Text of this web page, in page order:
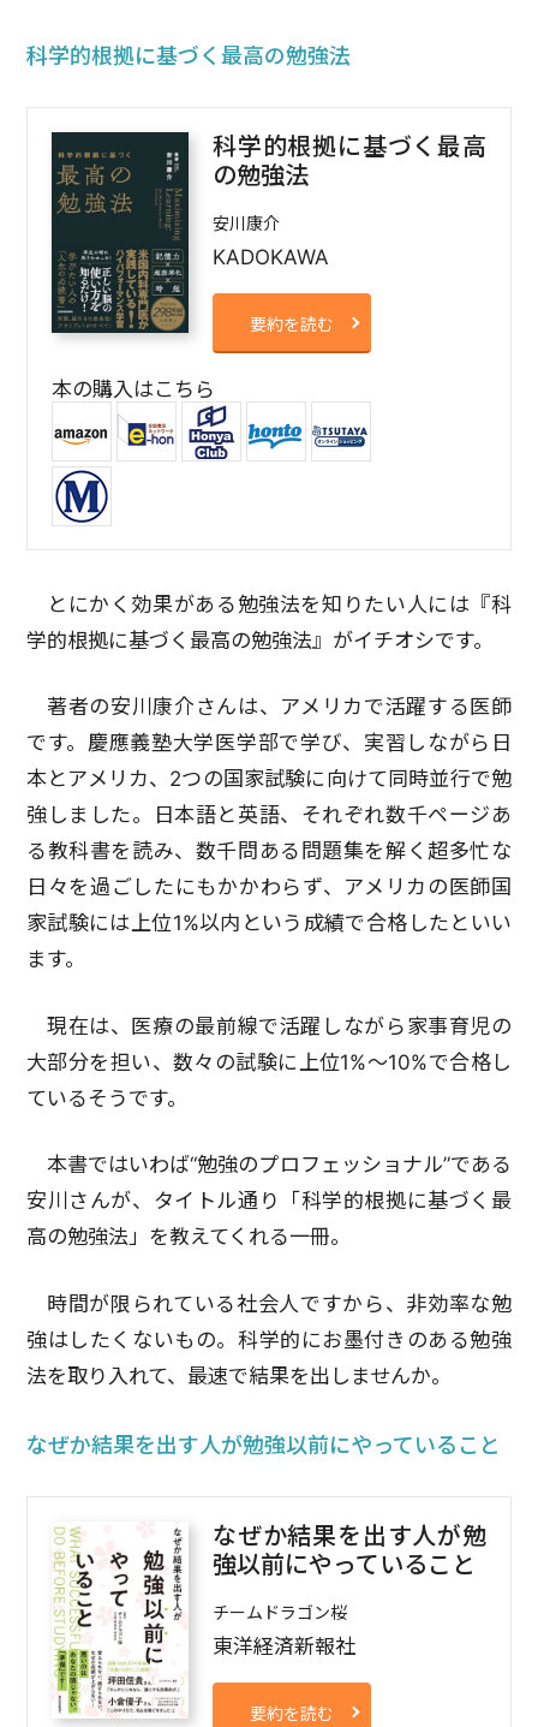
科学的根拠に基づく最高の勉強法
科学的根拠に基づく最高
の勉強法
安川康介
KADOKAWA
要約を読む
本の購入はこちら
とにかく効果がある勉強法を知りたい人には『科
学的根拠に基づく最高の勉強法』がイチオシです。
著者の安川康介さんは、アメリカで活躍する医師
です。慶應義塾大学医学部で学び、実習しながら日
本とアメリカ、2つの国家試験に向けて同時並行で勉
強しました。日本語と英語、それぞれ数千ページあ
る教科書を読み、数千問ある問題集を解く超多忙な
日々を過ごしたにもかかわらず、アメリカの医師国
家試験には上位1%以内という成績で合格したといい
ます。
現在は、医療の最前線で活躍しながら家事育児の
大部分を担い、数々の試験に上位1%～10%で合格し
ているそうです。
本書ではいわば“勉強のプロフェッショナル”である
安川さんが、タイトル通り「科学的根拠に基づく最
高の勉強法」を教えてくれる一冊。
時間が限られている社会人ですから、非効率な勉
強はしたくないもの。科学的にお墨付きのある勉強
法を取り入れて、最速で結果を出しませんか。
なぜか結果を出す人が勉強以前にやっていること
なぜか結果を出す人が勉
強以前にやっていること
チームドラゴン桜
東洋経済新報社
要約を読む